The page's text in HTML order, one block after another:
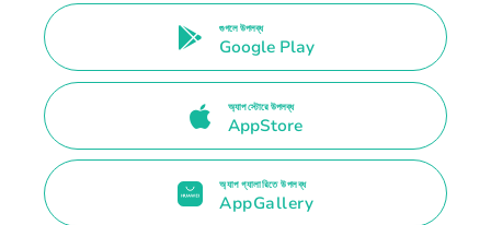
গুগলে উপলব্ধ
Google Play
অ্যাপ স্টোরে উপলব্ধ
AppStore
অ্যাপ গ্যালারিতে উপলব্ধ
AppGallery